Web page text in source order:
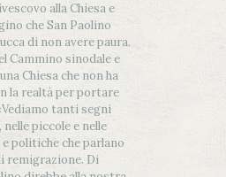
alla Chiesa e
che San Paolino
di non avere paura.
Cammino sinodale e
Chiesa che non ha
la realtà per portare
tanti segni
piccole e nelle
politiche che parlano
remigrazione. Di